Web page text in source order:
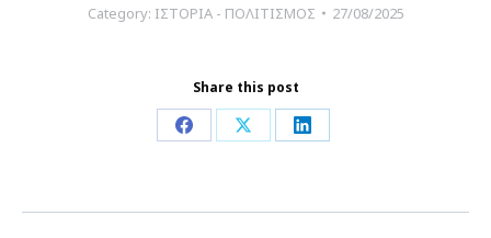
Category: ΙΣΤΟΡΙΑ - ΠΟΛΙΤΙΣΜΟΣ 27/08/2025
Share this post
Share
Facebook
Share
X
Share
LinkedIn